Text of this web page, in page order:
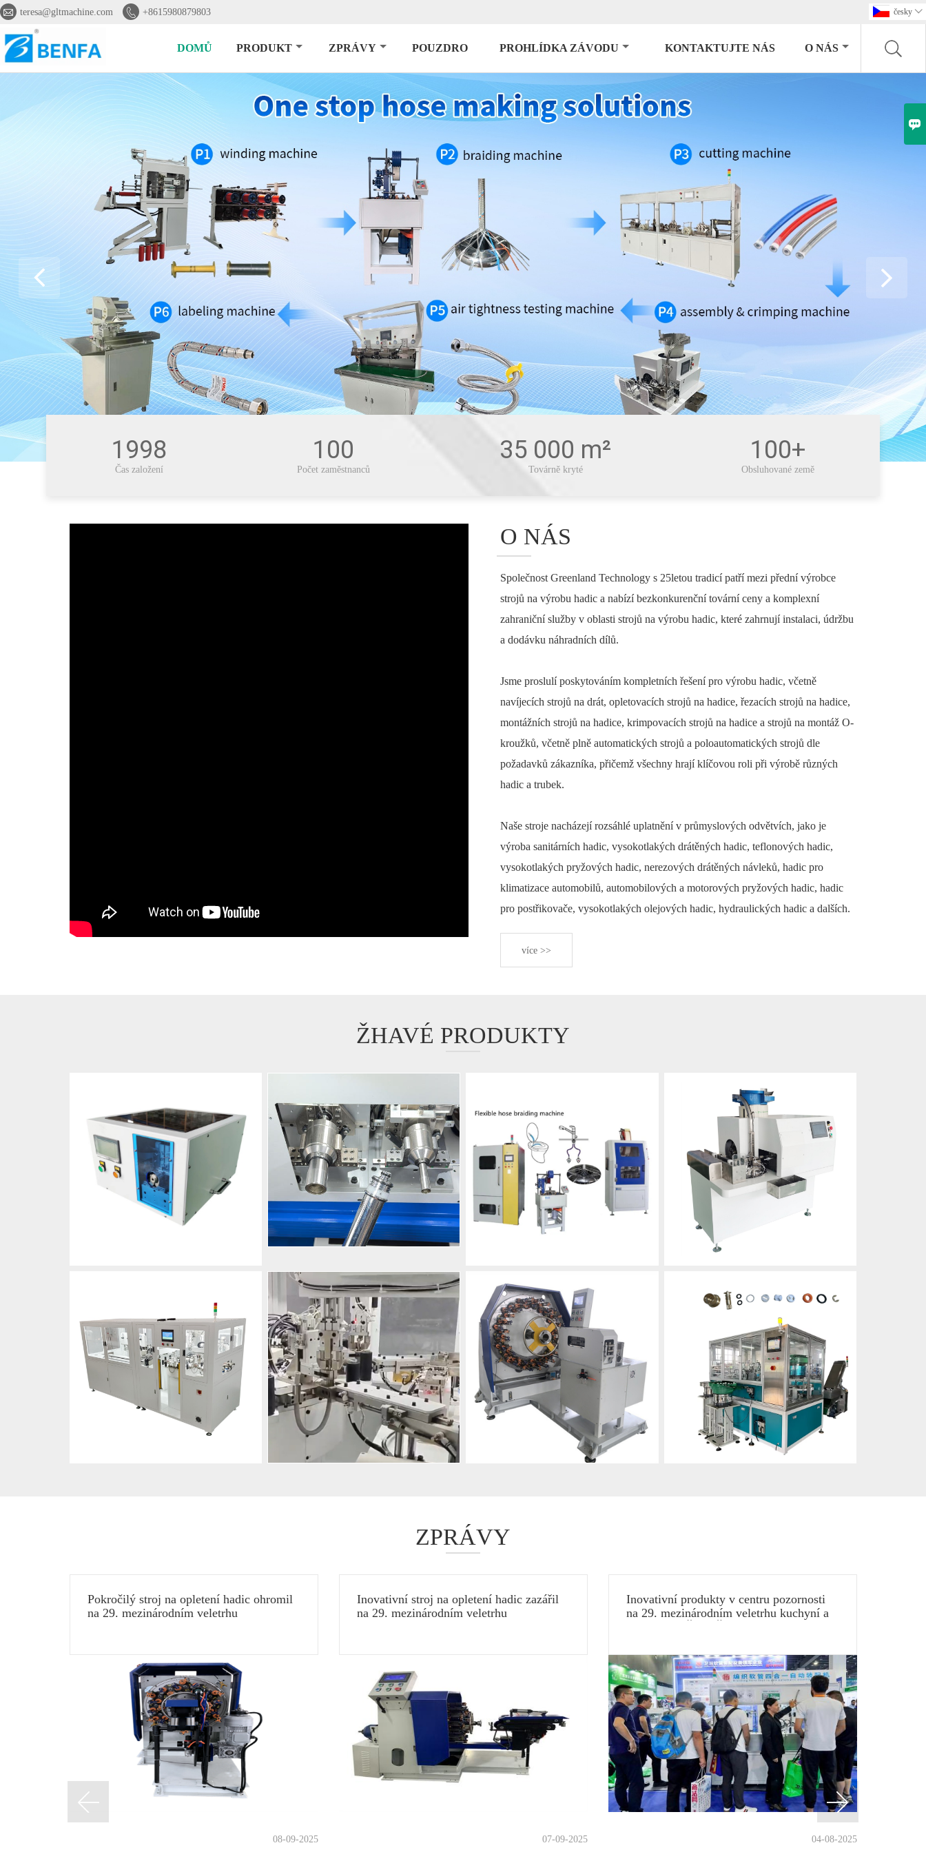
 teresa@gltmachine.com  +8615980879803 česky 
DOMŮ PRODUKT ZPRÁVY POUZDRO PROHLÍDKA ZÁVODU KONTAKTUJTE NÁS O NÁS
1998
Čas založení
100
Počet zaměstnanců
35 000 m²
Továrně kryté
100+
Obsluhované země
O NÁS
Společnost Greenland Technology s 25letou tradicí patří mezi přední výrobce
strojů na výrobu hadic a nabízí bezkonkurenční tovární ceny a komplexní
zahraniční služby v oblasti strojů na výrobu hadic, které zahrnují instalaci, údržbu
a dodávku náhradních dílů.
Jsme proslulí poskytováním kompletních řešení pro výrobu hadic, včetně
navíjecích strojů na drát, opletovacích strojů na hadice, řezacích strojů na hadice,
montážních strojů na hadice, krimpovacích strojů na hadice a strojů na montáž O-
kroužků, včetně plně automatických strojů a poloautomatických strojů dle
požadavků zákazníka, přičemž všechny hrají klíčovou roli při výrobě různých
hadic a trubek.
Naše stroje nacházejí rozsáhlé uplatnění v průmyslových odvětvích, jako je
výroba sanitárních hadic, vysokotlakých drátěných hadic, teflonových hadic,
vysokotlakých pryžových hadic, nerezových drátěných návleků, hadic pro
klimatizace automobilů, automobilových a motorových pryžových hadic, hadic
pro postřikovače, vysokotlakých olejových hadic, hydraulických hadic a dalších.
více >>
ŽHAVÉ PRODUKTY
ZPRÁVY
Pokročilý stroj na opletení hadic ohromil
na 29. mezinárodním veletrhu
08-09-2025
Inovativní stroj na opletení hadic zazářil
na 29. mezinárodním veletrhu
07-09-2025
Inovativní produkty v centru pozornosti
na 29. mezinárodním veletrhu kuchyní a
04-08-2025
